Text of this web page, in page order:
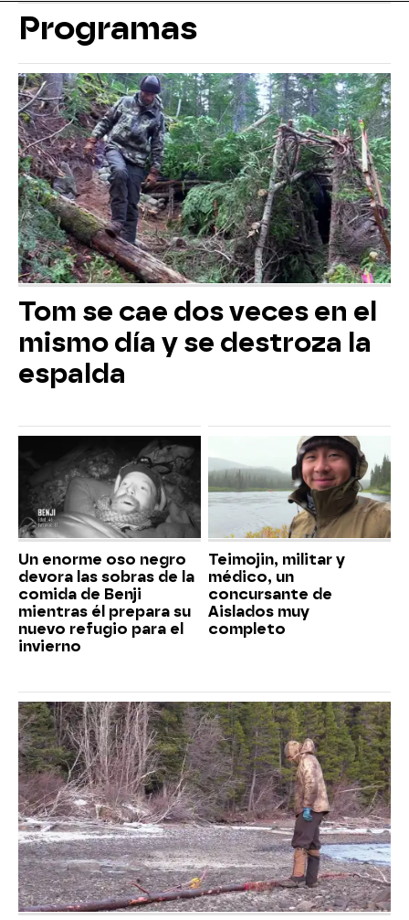
Programas
Tom se cae dos veces en el
mismo día y se destroza la
espalda
Un enorme oso negro
devora las sobras de la
comida de Benji
mientras él prepara su
nuevo refugio para el
invierno
Teimojin, militar y
médico, un
concursante de
Aislados muy
completo